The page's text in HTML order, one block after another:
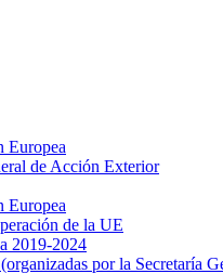
Europea
de Acción Exterior
Europea
de la UE
2019-2024
por la Secretaría